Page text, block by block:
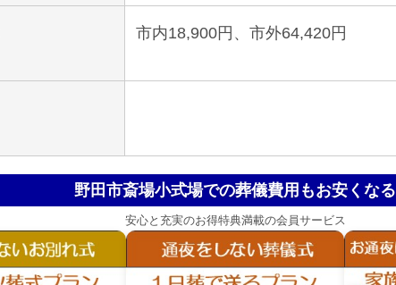
市内18,900円、市外64,420円
野田市斎場小式場での葬儀費用もお安くなる
安心と充実のお得特典満載の会員サービス